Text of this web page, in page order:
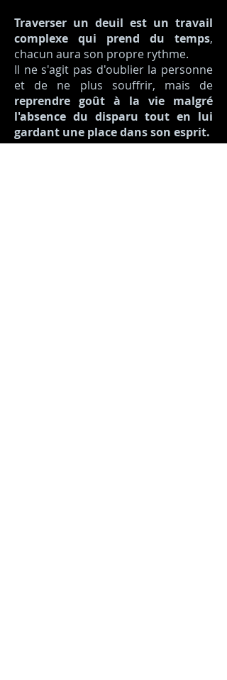
Traverser un deuil est un travail
complexe qui prend du temps,
chacun aura son propre rythme.
Il ne s'agit pas d'oublier la personne
et de ne plus souffrir, mais de
reprendre goût à la vie malgré
l'absence du disparu tout en lui
gardant une place dans son esprit.